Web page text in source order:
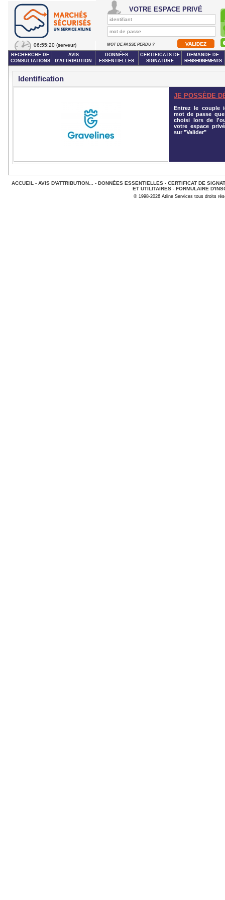
06:55:20 (serveur)
VOTRE ESPACE PRIVÉ
MOT DE PASSE PERDU ?
RECHERCHE DE
CONSULTATIONS
AVIS
D'ATTRIBUTION
DONNÉES
ESSENTIELLES
CERTIFICATS DE
SIGNATURE
DEMANDE DE
RENSEIGNEMENTS
Identification
JE POSSÈDE
Entrez le couple
mot de passe
choisi lors de
votre espace
sur "Valider"
ACCUEIL - AVIS D'ATTRIBUTION... - DONNÉES ESSENTIELLES- CERTIFICAT DE
ET UTILITAIRES - FORMULAIRE
© 1998-2026 Atline Services tous droits